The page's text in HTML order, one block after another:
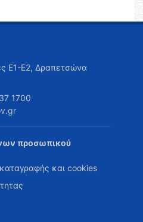
Ε1-Ε2, Δραπετσώνα
1700
προσωπικού
καταγραφής και cookies